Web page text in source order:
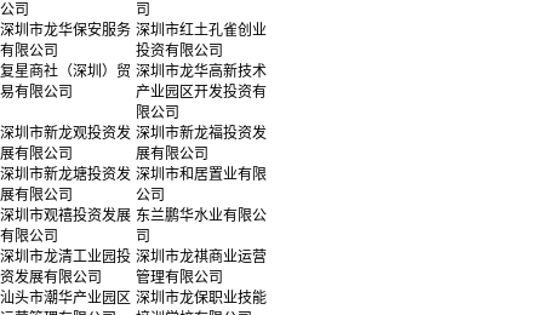
公司
司
深圳市龙华保安服务
有限公司
深圳市红土孔雀创业
投资有限公司
复星商社（深圳）贸
易有限公司
深圳市龙华高新技术
产业园区开发投资有
限公司
深圳市新龙观投资发
展有限公司
深圳市新龙福投资发
展有限公司
深圳市新龙塘投资发
展有限公司
深圳市和居置业有限
公司
深圳市观禧投资发展
有限公司
东兰鹏华水业有限公
司
深圳市龙清工业园投
资发展有限公司
深圳市龙祺商业运营
管理有限公司
汕头市潮华产业园区 深圳市龙保职业技能